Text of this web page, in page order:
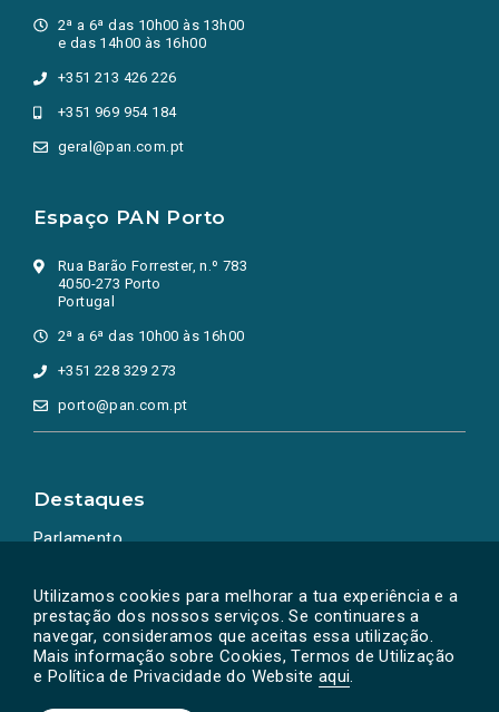
Utilizamos cookies para melhorar a tua experiência e a
prestação dos nossos serviços. Se continuares a
navegar, consideramos que aceitas essa utilização.
Mais informação sobre Cookies, Termos de Utilização
e Política de Privacidade do Website aqui.
2ª a 6ª das 10h00 às 13h00
e das 14h00 às 16h00
+351 213 426 226
+351 969 954 184
geral@pan.com.pt
Espaço PAN Porto
Rua Barão Forrester, n.º 783
4050-273 Porto
Portugal
2ª a 6ª das 10h00 às 16h00
+351 228 329 273
porto@pan.com.pt
Destaques
Parlamento